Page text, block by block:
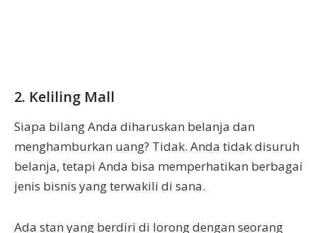
2. Keliling Mall
Siapa bilang Anda diharuskan belanja dan
menghamburkan uang? Tidak. Anda tidak disuruh
belanja, tetapi Anda bisa memperhatikan berbagai
jenis bisnis yang terwakili di sana.
Ada stan yang berdiri di lorong dengan seorang